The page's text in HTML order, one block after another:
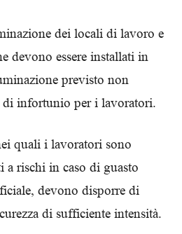
dei locali di lavoro e
devono essere installati in
previsto non
di infortunio per i lavoratori.
quali i lavoratori sono
a rischi in caso di guasto
devono disporre di
di sufficiente intensità.